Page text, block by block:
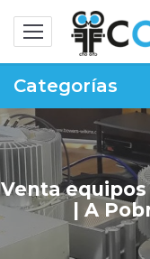
Alternar
navegación
Categorías
Venta
| A